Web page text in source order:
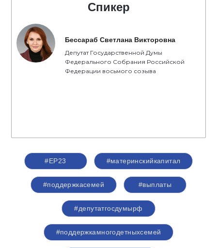
Спикер
Бессараб Светлана Викторовна
Депутат Государственной Думы
Федерального Собрания Российской
Федерации восьмого созыва
#ЕР23 #материнскийкапитал
#поддержкасемей #выплаты
#депутатгосдумырф
#поддержкамногодетныхсемей